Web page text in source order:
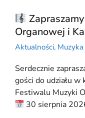
Organowej i
Aktualności,
Serdecznie
gości do udziału
Festiwalu Muzyki
30 sierpnia